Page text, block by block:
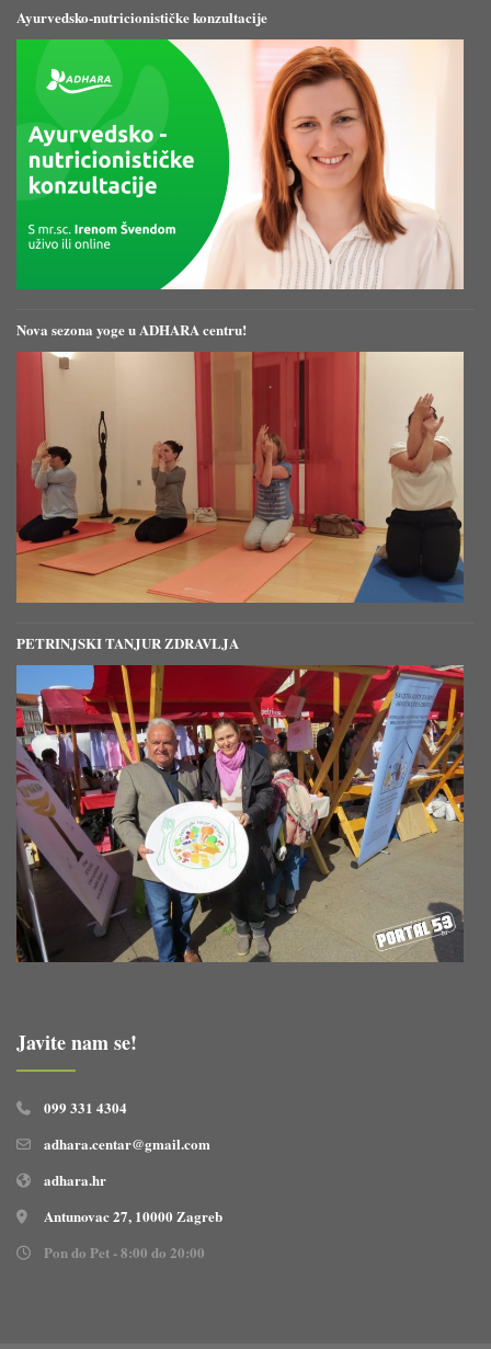
Ayurvedsko-nutricionističke konzultacije
Nova sezona yoge u ADHARA centru!
PETRINJSKI TANJUR ZDRAVLJA
Javite nam se!
099 331 4304
adhara.centar@gmail.com
adhara.hr
Antunovac 27, 10000 Zagreb
Pon do Pet - 8:00 do 20:00